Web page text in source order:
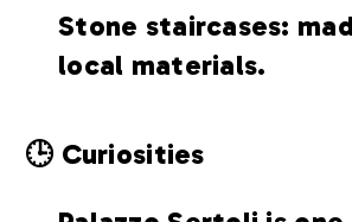
Stone staircases:
local materials.
🕒 Curiosities